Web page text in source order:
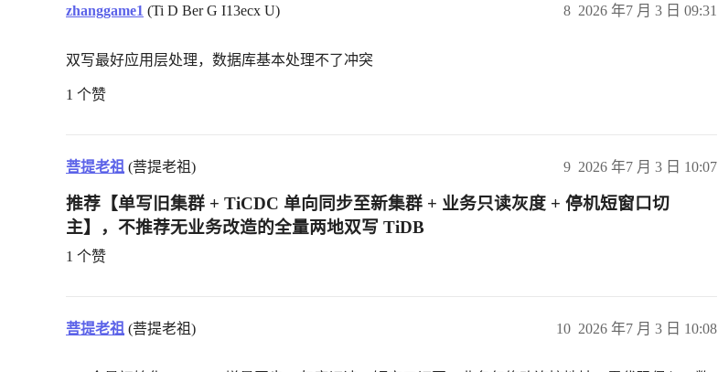
zhanggame1 (Ti D Ber G I13ecx U) 2026 年7 月 3 日 09:31
8
双写最好应用层处理，数据库基本处理不了冲突
1 个赞
菩提老祖 (菩提老祖) 2026 年7 月 3 日 10:07
9
推荐【单写旧集群 + TiCDC 单向同步至新集群 + 业务只读灰度 + 停机短窗口切
主】，不推荐无业务改造的全量两地双写 TiDB
1 个赞
菩提老祖 (菩提老祖) 2026 年7 月 3 日 10:08
10